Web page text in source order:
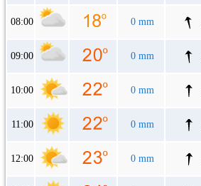
08:00 0 mm
09:00 0 mm
10:00 0 mm
11:00 0 mm
12:00 0 mm